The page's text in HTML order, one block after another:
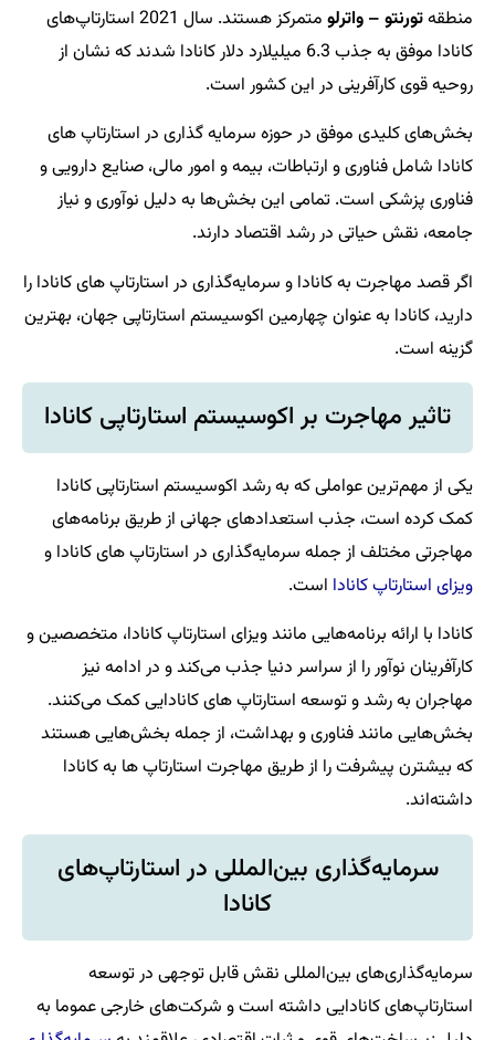
منطقهتورنتو – واترلو
متمرکز هستند. سال 2021 استارتاپ‌های
کانادا موفق به جذب 6.3 میلیلارد دلار کانادا شدند که نشان از
روحیه قوی کارآفرینی در این کشور است.
بخش‌های کلیدی موفق در حوزه سرمایه گذاری در استارتاپ های
کانادا شامل فناوری و ارتباطات، بیمه و امور مالی، صنایع دارویی و
فناوری پزشکی است. تمامی این بخش‌ها به دلیل نوآوری و نیاز
جامعه، نقش حیاتی در رشد اقتصاد دارند.
اگر قصد مهاجرت به کانادا و سرمایه‌گذاری در استارتاپ های کانادا را
دارید، کانادا به عنوان چهارمین اکوسیستم استارتاپی جهان، بهترین
گزینه است.
تاثیر مهاجرت بر اکوسیستم استارتاپی کانادا
یکی از مهم‌ترین عواملی که به رشد اکوسیستم استارتاپی کانادا
کمک کرده است، جذب استعدادهای جهانی از طریق برنامه‌های
مهاجرتی مختلف از جمله سرمایه‌گذاری در استارتاپ های کانادا و
ویزای استارتاپ کانادا است.
کانادا با ارائه برنامه‌هایی مانند ویزای استارتاپ کانادا، متخصصین و
کارآفرینان نوآور را از سراسر دنیا جذب می‌کند و در ادامه نیز
مهاجران به رشد و توسعه استارتاپ های کانادایی کمک می‌کنند.
بخش‌هایی مانند فناوری و بهداشت، از جمله بخش‌هایی هستند
که بیشترن پیشرفت را از طریق مهاجرت استارتاپ ها به کانادا
داشته‌اند.
سرمایه‌گذاری بین‌المللی در استارتاپ‌های
کانادا
سرمایه‌گذاری‌های بین‌المللی نقش قابل توجهی در توسعه
استارتاپ‌های کانادایی داشته است و شرکت‌های خارجی عموما به